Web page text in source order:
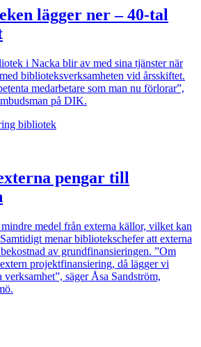
lägger ner – 40-tal
i Nacka blir av med sina tjänster när
biblioteksverksamheten vid årsskiftet.
medarbetare som man nu förlorar”,
på DIK.
pengar till
medel från externa källor, vilket kan
menar bibliotekschefer att externa
av grundfinansieringen. ”Om
projektfinansiering, då lägger vi
säger Åsa Sandström,